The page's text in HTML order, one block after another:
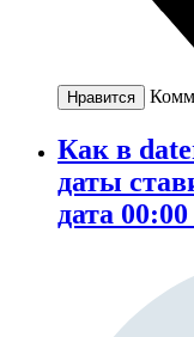
Нравится
Как в
даты
дата